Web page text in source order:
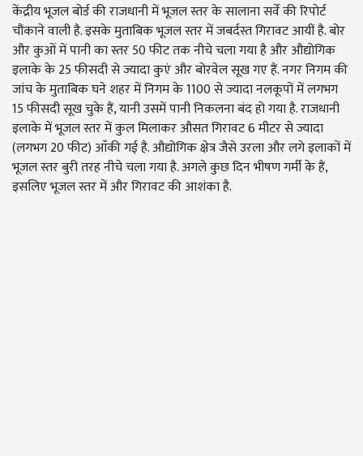
केंद्रीय भूजल बोर्ड की राजधानी में भूजल स्तर के सालाना सर्वे की रिपोर्ट
चौंकाने वाली है. इसके मुताबिक भूजल स्तर में जबर्दस्त गिरावट आयीं है. बोर
और कुओं में पानी का स्तर 50 फीट तक नीचे चला गया है और औद्योगिक
इलाके के 25 फीसदी से ज्यादा कुएं और बोरवेल सूख गए हैं. नगर निगम की
जांच के मुताबिक घने शहर में निगम के 1100 से ज्यादा नलकूपों में लगभग
15 फीसदी सूख चुके हैं,यानी उसमें पानी निकलना बंद हो गया है. राजधानी
इलाके में भूजल स्तर में कुल मिलाकर औसत गिरावट 6 मीटर से ज्यादा
(लगभग 20 फीट) आँकी गई है. औद्योगिक क्षेत्र जैसे उरला और लगे इलाकों में
भूजल स्तर बुरी तरह नीचे चला गया है. अगले कुछ दिन भीषण गर्मी के हैं,
इसलिए भूजल स्तर में और गिरावट की आशंका है.